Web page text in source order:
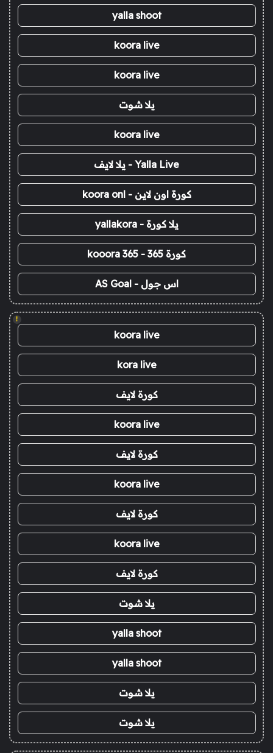
yalla shoot
koora live
koora live
يلا شوت
koora live
Yalla Live - يلا لايف
كورة اون لاين - koora onl
يلا كورة - yallakora
كورة 365 - kooora 365
اس جول - AS Goal
!
koora live
kora live
كورة لايف
koora live
كورة لايف
koora live
كورة لايف
koora live
كورة لايف
يلا شوت
yalla shoot
yalla shoot
يلا شوت
يلا شوت